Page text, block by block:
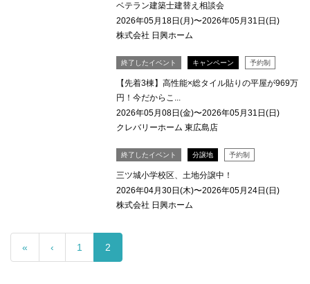
ベテラン建築士建替え相談会
2026年05月18日(月)〜2026年05月31日(日)
株式会社 日興ホーム
終了したイベント キャンペーン 予約制
【先着3棟】高性能×総タイル貼りの平屋が969万
円！今だからこ...
2026年05月08日(金)〜2026年05月31日(日)
クレバリーホーム 東広島店
終了したイベント 分譲地 予約制
三ツ城小学校区、土地分譲中！
2026年04月30日(木)〜2026年05月24日(日)
株式会社 日興ホーム
« ‹ 1 2